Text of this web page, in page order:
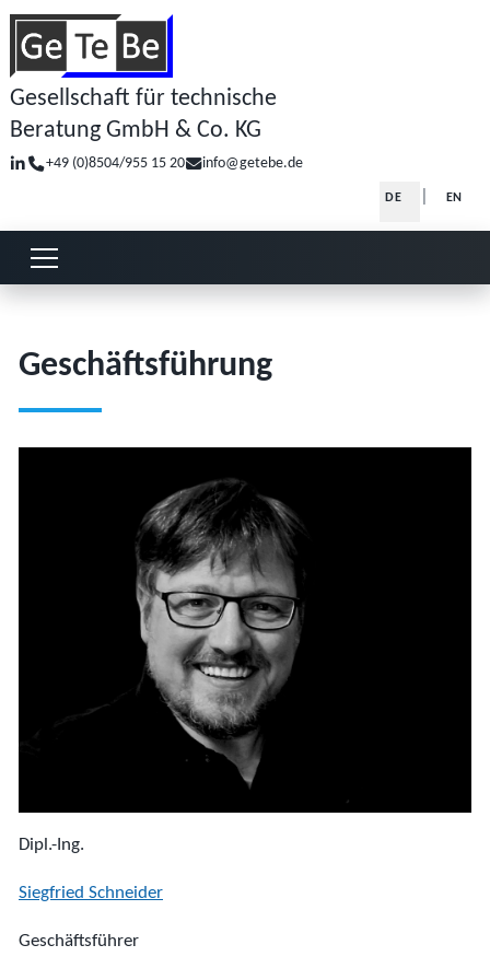
Gesellschaft für technische
Beratung GmbH & Co. KG
+49 (0)8504/955 15 20 info@getebe.de
Sprache
DE EN
Menü öffnen oder schließen
Geschäftsführung
Dipl.-Ing.
Siegfried Schneider
Geschäftsführer